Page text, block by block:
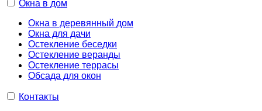
Окна в дом
Окна в деревянный дом
Окна для дачи
Остекление беседки
Остекление веранды
Остекление террасы
Обсада для окон
Контакты